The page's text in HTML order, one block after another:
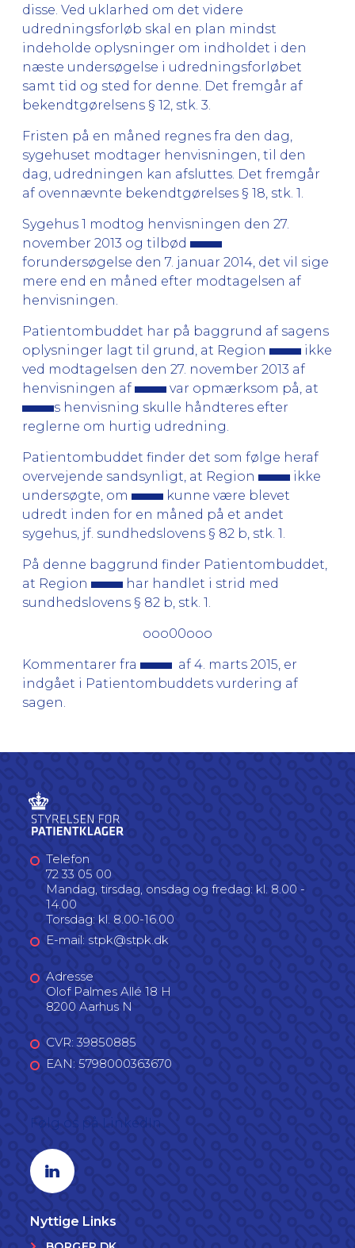
disse. Ved uklarhed om det videre
udredningsforløb skal en plan mindst
indeholde oplysninger om indholdet i den
næste undersøgelse i udredningsforløbet
samt tid og sted for denne. Det fremgår af
bekendtgørelsens § 12, stk. 3.
Fristen på en måned regnes fra den dag,
sygehuset modtager henvisningen, til den
dag, udredningen kan afsluttes. Det fremgår
af ovennævnte bekendtgørelses § 18, stk. 1.
Sygehus 1 modtog henvisningen den 27.
november 2013 og tilbød
forundersøgelse den 7. januar 2014, det vil sige
mere end en måned efter modtagelsen af
henvisningen.
Patientombuddet har på baggrund af sagens
oplysninger lagt til grund, at Region
ikke
ved modtagelsen den 27. november 2013 af
henvisningen af
var opmærksom på, at
s henvisning skulle håndteres efter
reglerne om hurtig udredning.
Patientombuddet finder det som følge heraf
overvejende sandsynligt, at Region
ikke
undersøgte, om
kunne være blevet
udredt inden for en måned på et andet
sygehus, jf. sundhedslovens § 82 b, stk. 1.
På denne baggrund finder Patientombuddet,
at Region
har handlet i strid med
sundhedslovens § 82 b, stk. 1.
ooo00ooo
Kommentarer fra
af 4. marts 2015, er
indgået i Patientombuddets vurdering af
sagen.
Telefon
72 33 05 00
Mandag, tirsdag, onsdag og fredag: kl. 8.00 -
14.00
Torsdag: kl. 8.00-16.00
E-mail: stpk@stpk.dk
Adresse
Olof Palmes Allé 18 H
8200 Aarhus N
CVR: 39850885
EAN: 5798000363670
Linkedin profil
Nyttige Links